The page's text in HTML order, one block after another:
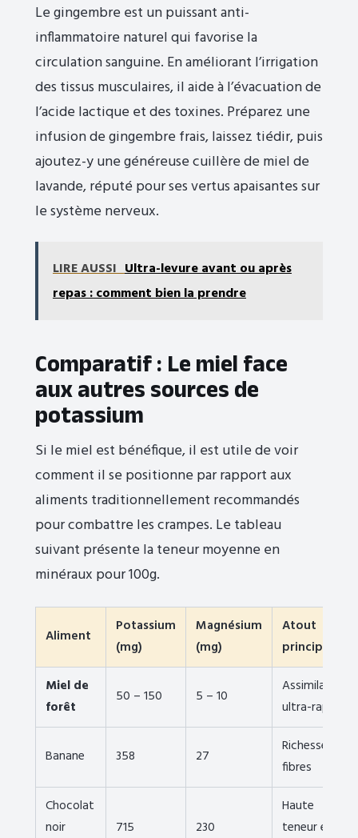
Le gingembre est un puissant anti-
inflammatoire naturel qui favorise la
circulation sanguine. En améliorant l’irrigation
des tissus musculaires, il aide à l’évacuation de
l’acide lactique et des toxines. Préparez une
infusion de gingembre frais, laissez tiédir, puis
ajoutez-y une généreuse cuillère de miel de
lavande, réputé pour ses vertus apaisantes sur
le système nerveux.
LIRE AUSSI Ultra-levure avant ou après
repas : comment bien la prendre
Comparatif : Le miel face
aux autres sources de
potassium
Si le miel est bénéfique, il est utile de voir
comment il se positionne par rapport aux
aliments traditionnellement recommandés
pour combattre les crampes. Le tableau
suivant présente la teneur moyenne en
minéraux pour 100g.
Aliment
Potassium
(mg)
Magnésium
(mg)
Atout
principal
Miel de
forêt
50 – 150 5 – 10
Assimilation
ultra-rapide
Banane 358 27
Richesse en
fibres
Chocolat
noir
715 230
Haute
teneur en